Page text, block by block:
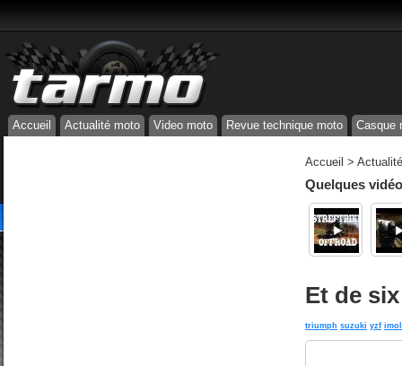
Accueil Actualité moto Video moto Revue technique moto Casque
Accueil >
Quelques
Et de
triumph suzuki yzf